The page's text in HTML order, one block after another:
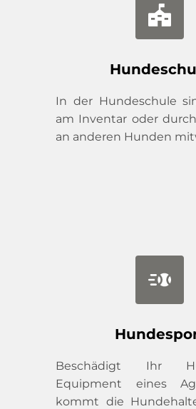
In der Hundeschule
am Inventar oder
an anderen Hunden
Beschädigt Ihr
Equipment eines
kommt die